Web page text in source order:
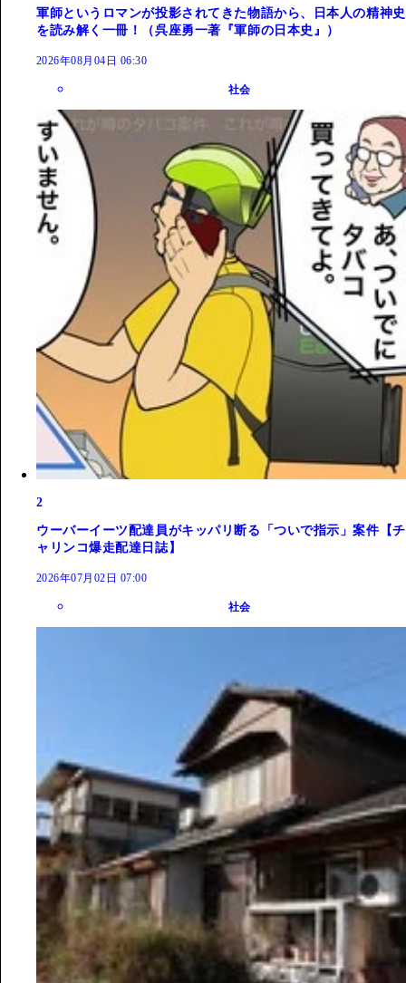
軍師というロマンが投影されてきた物語から、日本人の精神史
を読み解く一冊！（呉座勇一著『軍師の日本史』）
2026年08月04日 06:30
社会
2
ウーバーイーツ配達員がキッパリ断る「ついで指示」案件【チ
ャリンコ爆走配達日誌】
2026年07月02日 07:00
社会